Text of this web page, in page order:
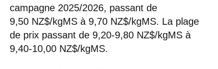
campagne 2025/2026, passant de
9,50 NZ$/kgMS à 9,70 NZ$/kgMS. La plage
de prix passant de 9,20-9,80 NZ$/kgMS à
9,40-10,00 NZ$/kgMS.